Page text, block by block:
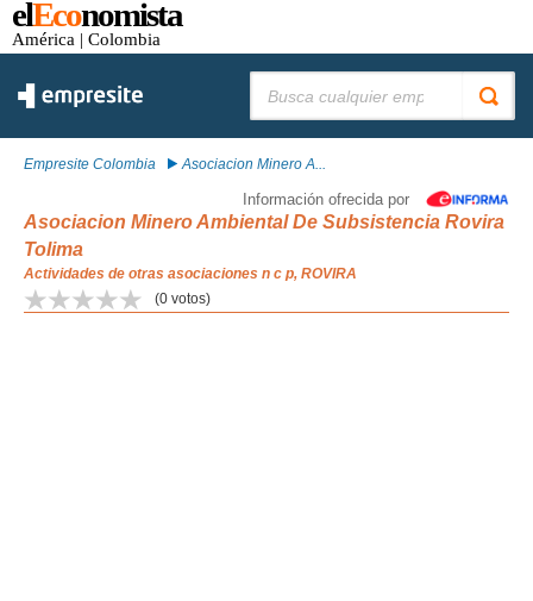
elEconomista
América | Colombia
Empresite Colombia Asociacion Minero A...
Información ofrecida por
Asociacion Minero Ambiental De Subsistencia Rovira
Tolima
Actividades de otras asociaciones n c p, ROVIRA
(0 votos)